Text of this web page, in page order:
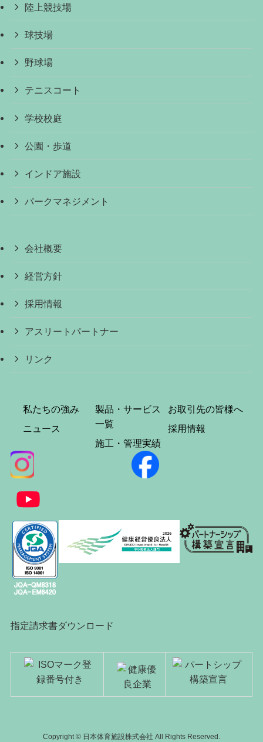
陸上競技場
球技場
野球場
テニスコート
学校校庭
公園・歩道
インドア施設
パークマネジメント
会社概要
経営方針
採用情報
アスリートパートナー
リンク
私たちの強み
ニュース
製品・サービス
一覧
施工・管理実績
お取引先の皆様へ
採用情報
指定請求書ダウンロード
Copyright © 日本体育施設株式会社 All Rights Reserved.